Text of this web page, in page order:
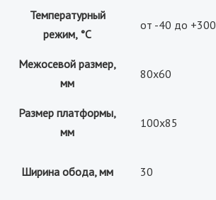
Температурный
режим, °С
от -40 до +300
Межосевой размер,
мм
80х60
Размер платформы,
мм
100х85
Ширина обода, мм 30